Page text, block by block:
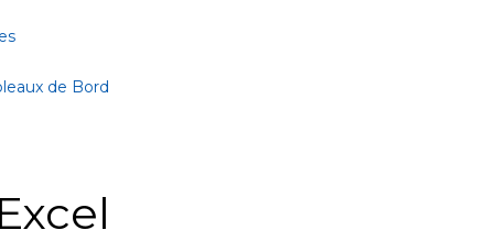
de Bord